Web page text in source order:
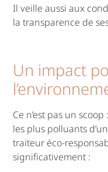
Il veille aussi aux
la transparence de
Un impact
Ce n’est pas un
les plus polluants
traiteur éco-
significativement :